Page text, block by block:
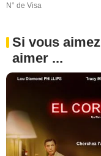
N° de Visa
Si vous
aimer ...